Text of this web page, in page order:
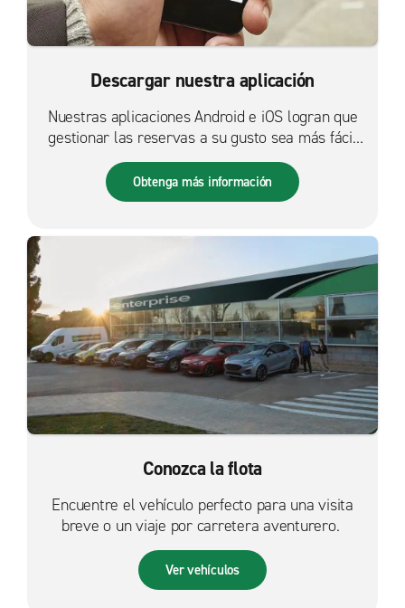
Descargar nuestra aplicación
Nuestras aplicaciones Android e iOS logran que
gestionar las reservas a su gusto sea más fácil
que nunca.
Obtenga más información
Conozca la flota
Encuentre el vehículo perfecto para una visita
breve o un viaje por carretera aventurero.
Ver vehículos